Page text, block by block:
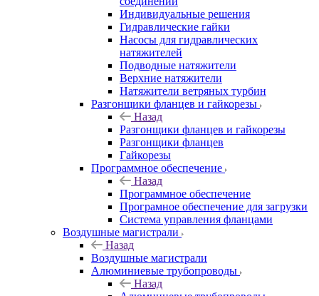
Индивидуальные решения
Гидравлические гайки
Насосы для гидравлических
натяжителей
Подводные натяжители
Верхние натяжители
Натяжители ветряных турбин
Разгонщики фланцев и гайкорезы
Назад
Разгонщики фланцев и гайкорезы
Разгонщики фланцев
Гайкорезы
Программное обеспечение
Назад
Программное обеспечение
Програмное обеспечение для загрузки
Система управления фланцами
Воздушные магистрали
Назад
Воздушные магистрали
Алюминиевые трубопроводы
Назад